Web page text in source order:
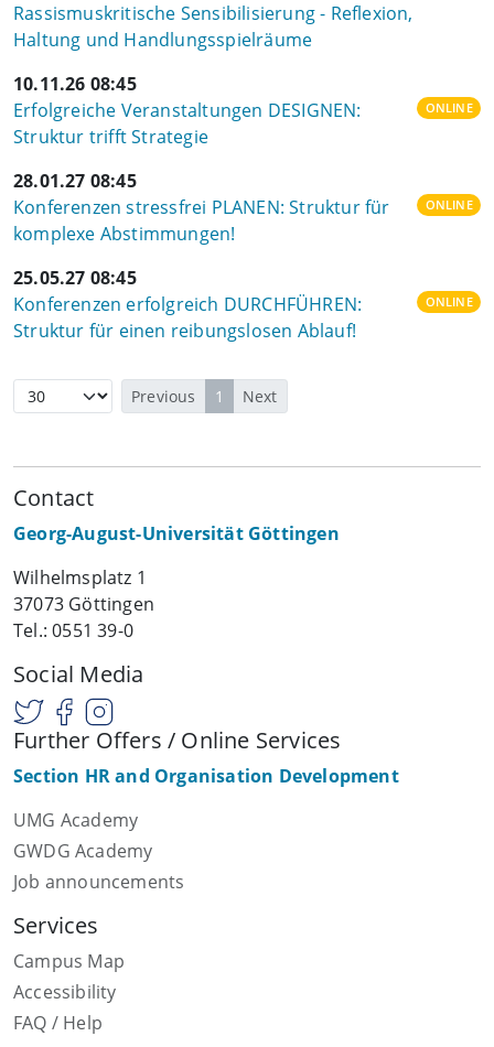
Rassismuskritische Sensibilisierung - Reflexion,
Haltung und Handlungsspielräume
10.11.26 08:45
Erfolgreiche Veranstaltungen DESIGNEN:
Struktur trifft Strategie
ONLINE
28.01.27 08:45
Konferenzen stressfrei PLANEN: Struktur für
komplexe Abstimmungen!
ONLINE
25.05.27 08:45
Konferenzen erfolgreich DURCHFÜHREN:
Struktur für einen reibungslosen Ablauf!
ONLINE
Previous 1 Next
Contact
Georg-August-Universität Göttingen
Wilhelmsplatz 1
37073 Göttingen
Tel.: 0551 39-0
Social Media
Further Offers / Online Services
Section HR and Organisation Development
UMG Academy
GWDG Academy
Job announcements
Services
Campus Map
Accessibility
FAQ / Help